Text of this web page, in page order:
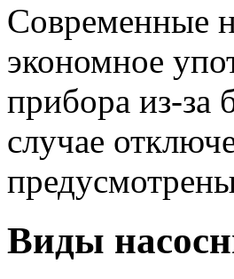
Современные
экономное
прибора из-за
случае
Виды